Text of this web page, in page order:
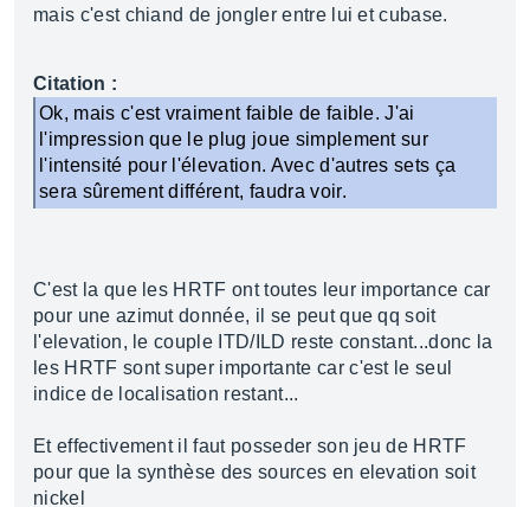
mais c'est chiand de jongler entre lui et cubase.
Citation :
Ok, mais c'est vraiment faible de faible. J'ai
l'impression que le plug joue simplement sur
l'intensité pour l'élevation. Avec d'autres sets ça
sera sûrement différent, faudra voir.
C'est la que les HRTF ont toutes leur importance car
pour une azimut donnée, il se peut que qq soit
l'elevation, le couple ITD/ILD reste constant...donc la
les HRTF sont super importante car c'est le seul
indice de localisation restant...
Et effectivement il faut posseder son jeu de HRTF
pour que la synthèse des sources en elevation soit
nickel